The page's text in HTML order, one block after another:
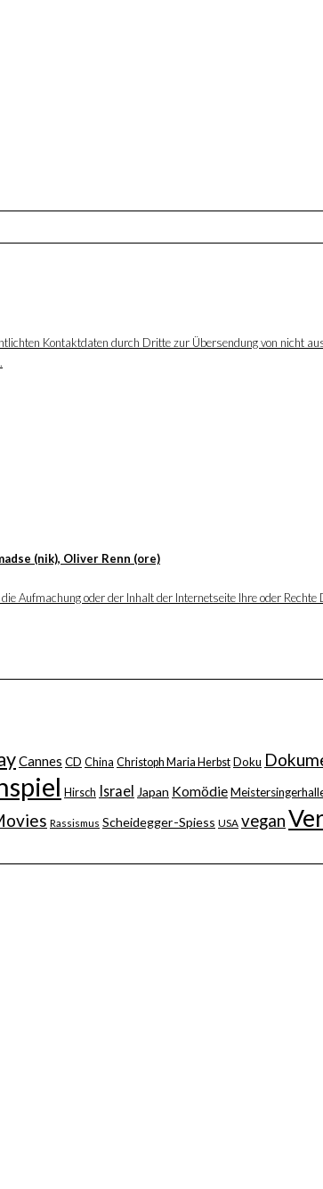
Kontaktdaten durch Dritte zur Übersendung von nicht
(nik), Oliver Renn (ore)
Aufmachung oder der Inhalt der Internetseite Ihre oder
Cannes CD China Christoph Maria HerbstDoku
Hirsch Israel Japan Komödie
Rassismus Scheidegger-Spiess USA vegan